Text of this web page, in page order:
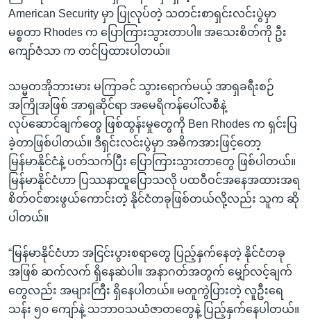
ရန်American Security မှာ ပြုလုပ်တဲ့ သတင်းစာရှင်းလင်းပွဲမှာ
မစ္စတာ Rhodes က ပြောကြားသွားတာပါ။ အသေးစိတ်ကို ဦး
ကျော်ဇံသာ က တင်ပြထားပါတယ်။
သမ္မတအိုဘားမား မကြာခင် သွားရောက်မယ့် အာရှခရီးစဉ်
အကြိုအဖြစ် အာရှဆိုင်ရာ အမေရိကန်ပေါ်လစီနဲ့
လုပ်ဆောင်ချက်တွေ ဖြစ်ထွန်းမှုတွေကို Ben Rhodes က ရှင်းပြ
ခဲ့တာဖြစ်ပါတယ်။ ဒီရှင်းလင်းပွဲမှာ အဓိကအားဖြင့်တော့
မြန်မာနိုင်ငံနဲ့ ပတ်သက်ပြီး ပြောကြားသွားတာတွေ ဖြစ်ပါတယ်။
မြန်မာနိုင်ငံဟာ ပြဿနာထူပြောသလို ပထဝီဝင်အနေအထားအရ
စိတ်ဝင်စားဖွယ်ကောင်းတဲ့ နိုင်ငံတခုဖြစ်တယ်လို့လည်း သူက ဆို
ပါတယ်။
“မြန်မာနိုင်ငံဟာ အငြင်းပွားစရာတွေ ပြည့်နှက်နေတဲ့ နိုင်ငံတခု
အဖြစ် ဆက်လက် ရှိနေဆဲပါ။ အနာဂတ်အတွက် မျှော်လင့်ချက်
တွေလည်း အများကြီး ရှိနေပါတယ်။ မတူကွဲပြားတဲ့ လူဦးရေ
သန်း ၅၀ ကျော်နဲ့ သဘာဝသယံဇာတတွေနဲ့ ပြည့်နှက်နေပါတယ်။